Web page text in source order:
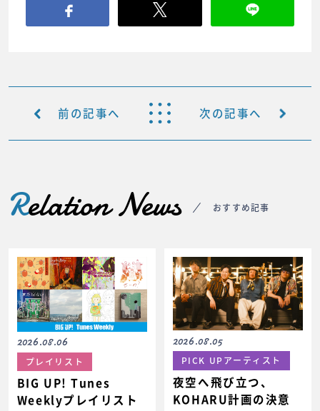
前の記事へ 次の記事へ
Relation News おすすめ記事
2026.08.06
プレイリスト
BIG UP! Tunes
Weeklyプレイリスト
2026.08.05
PICK UPアーティスト
夜空へ飛び立つ、
KOHARU計画の決意